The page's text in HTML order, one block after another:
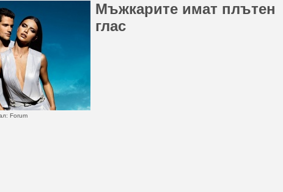
Мъжкарите имат плътен
глас
Forum